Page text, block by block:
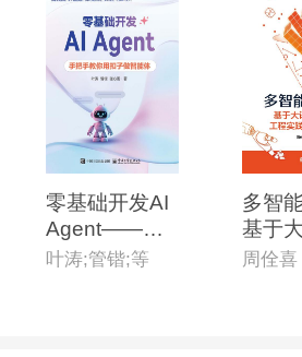
零基础开发AI
Agent——手
把手教你用扣
叶涛;管锴;等
多智
基于
型的
周佺喜